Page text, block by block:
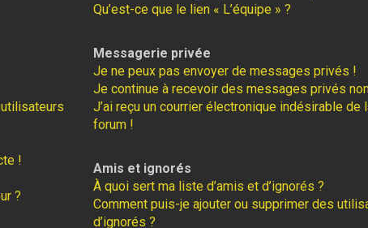
!
?
Qu’est-ce que le lien « L’équipe » ?
Messagerie privée
Je ne peux pas envoyer de messages privés !
Je continue à recevoir des messages privés
J’ai reçu un courrier électronique indésirable de
forum !
Amis et ignorés
À quoi sert ma liste d’amis et d’ignorés ?
Comment puis-je ajouter ou supprimer des
d’ignorés ?